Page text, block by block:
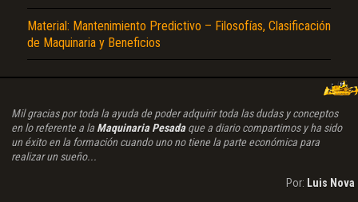
Material: Mantenimiento Predictivo – Filosofías, Clasificación
de Maquinaria y Beneficios
Mil gracias por toda la ayuda de poder adquirir toda las dudas y conceptos
en lo referente a la Maquinaria Pesadaque a diario compartimos y ha sido
un éxito en la formación cuando uno no tiene la parte económica para
realizar un sueño...
Por: Luis Nova